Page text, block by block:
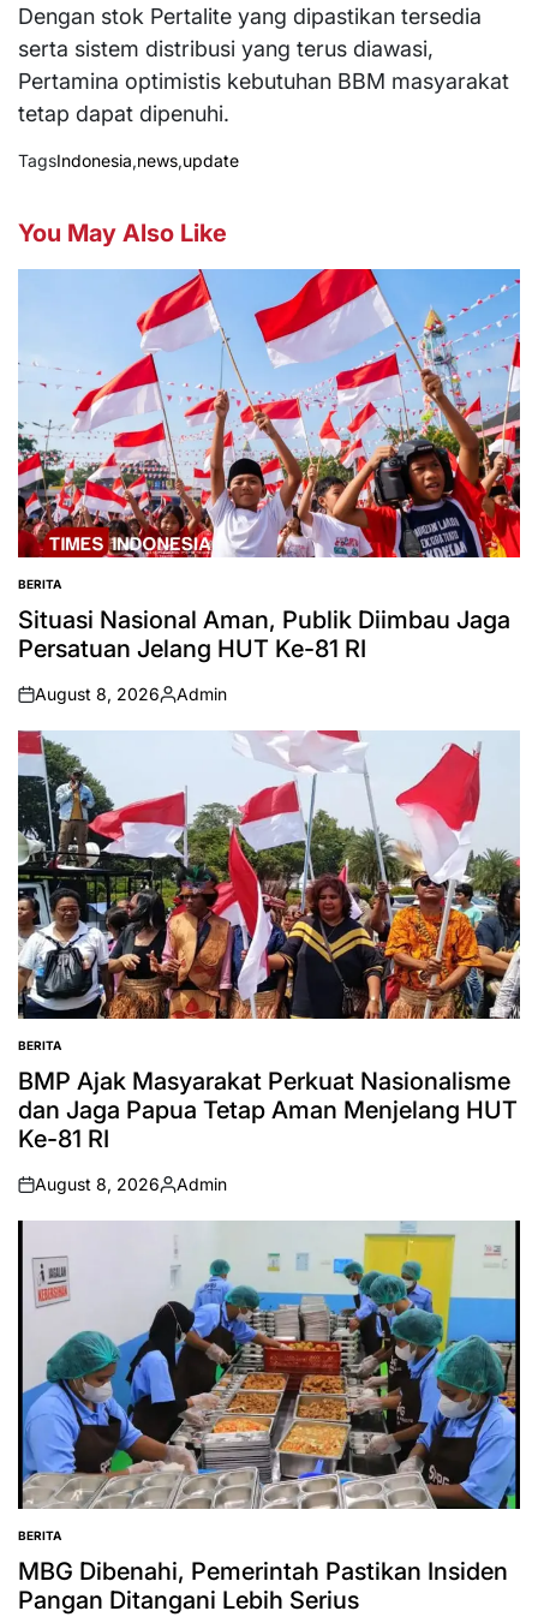
Dengan stok Pertalite yang dipastikan tersedia
serta sistem distribusi yang terus diawasi,
Pertamina optimistis kebutuhan BBM masyarakat
tetap dapat dipenuhi.
TagsIndonesia,news,update
You May Also Like
POSTED
IN
BERITA
Situasi Nasional Aman, Publik Diimbau Jaga
Persatuan Jelang HUT Ke-81 RI
on
August 8, 2026
Posted
by
Admin
POSTED
IN
BERITA
BMP Ajak Masyarakat Perkuat Nasionalisme
dan Jaga Papua Tetap Aman Menjelang HUT
Ke-81 RI
on
August 8, 2026
Posted
by
Admin
POSTED
IN
BERITA
MBG Dibenahi, Pemerintah Pastikan Insiden
Pangan Ditangani Lebih Serius